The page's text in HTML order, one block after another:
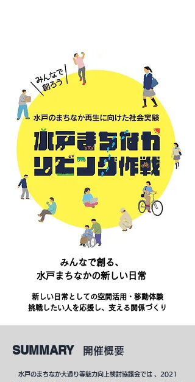
みんなで創る、
水戸まちなかの新しい日常
新しい日常としての空間活用・移動体験
​挑戦したい人を応援し、支える関係づくり
​SUMMARY 開催概要
水戸のまちなか大通り等魅力向上検討協議会では 、2021